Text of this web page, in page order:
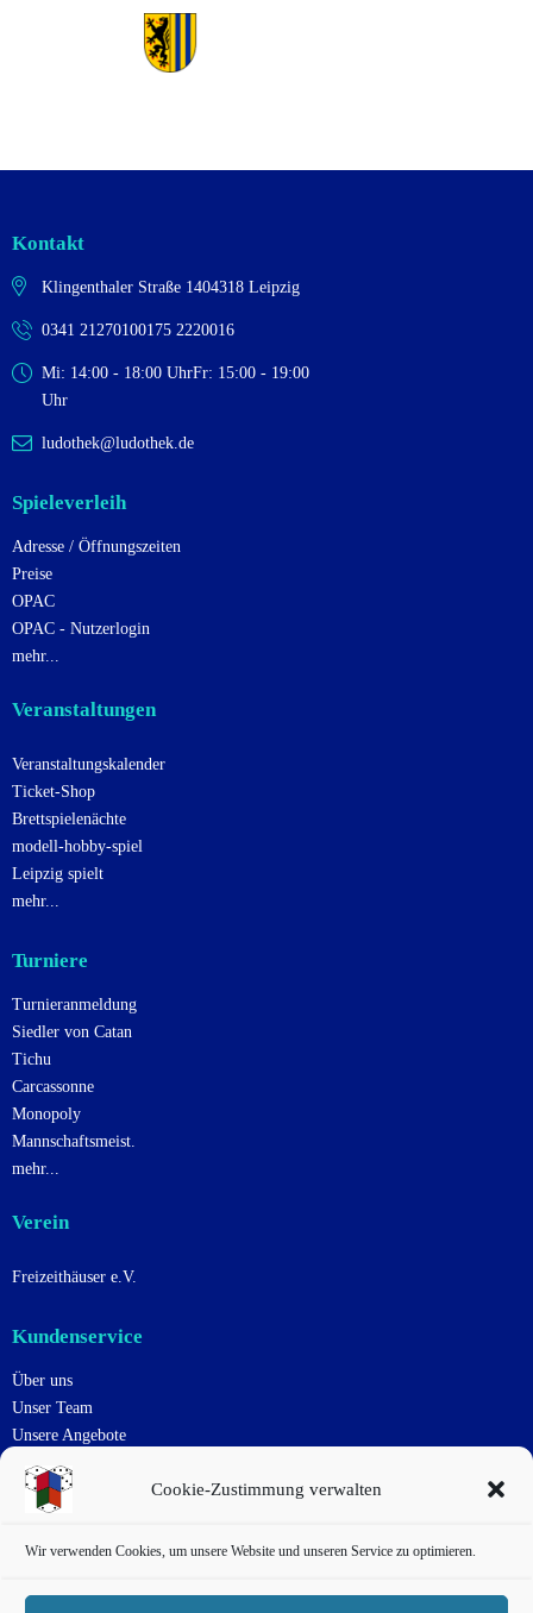
Cookie-Zustimmung verwalten
Wir verwenden Cookies, um unsere Website und unseren Service zu optimieren.
Kontakt
Klingenthaler Straße 1404318 Leipzig
0341 21270100175 2220016
Mi: 14:00 - 18:00 UhrFr: 15:00 - 19:00
Uhr
ludothek@ludothek.de
Spieleverleih
Adresse / Öffnungszeiten
Preise
OPAC
OPAC - Nutzerlogin
mehr...
Veranstaltungen
Veranstaltungskalender
Ticket-Shop
Brettspielenächte
modell-hobby-spiel
Leipzig spielt
mehr...
Turniere
Turnieranmeldung
Siedler von Catan
Tichu
Carcassonne
Monopoly
Mannschaftsmeist.
mehr...
Verein
Freizeithäuser e.V.
Kundenservice
Über uns
Unser Team
Unsere Angebote
Uns Unterstützen
Kontakt
Impressum
Datenschutzerklärung
Haftungsausschluss